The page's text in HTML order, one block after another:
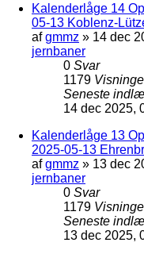
Kalenderlåge 14
05-13 Koblenz-
afgmmz » 14 dec
jernbaner
0 Svar
1179
Seneste
14 dec 2025,
Kalenderlåge 13
2025-05-13
afgmmz » 13 dec
jernbaner
0 Svar
1179
Seneste
13 dec 2025,